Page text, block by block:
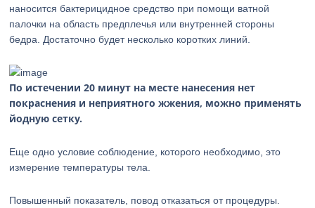
наносится бактерицидное средство при помощи ватной
палочки на область предплечья или внутренней стороны
бедра. Достаточно будет несколько коротких линий.
По истечении 20 минут на месте нанесения нет
покраснения и неприятного жжения, можно применять
йодную сетку.
Еще одно условие соблюдение, которого необходимо, это
измерение температуры тела.
Повышенный показатель, повод отказаться от процедуры.